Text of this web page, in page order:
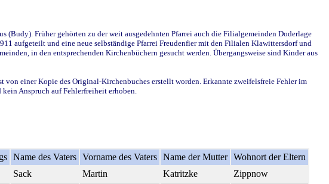
Früher gehörten zu der weit ausgedehnten Pfarrei auch die Filialgemeinden Doderlage
aufgeteilt und eine neue selbständige Pfarrei Freudenfier mit den Filialen Klawittersdorf und
in den entsprechenden Kirchenbüchern gesucht werden. Übergangsweise sind Kinder aus
einer Kopie des Original-Kirchenbuches erstellt worden. Erkannte zweifelsfreie Fehler im
Anspruch auf Fehlerfreiheit erhoben.
Name des Vaters Vorname des Vaters Name der Mutter Wohnort der Eltern
Sack Martin Katritzke
Zippnow